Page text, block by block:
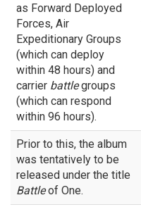
as Forward Deployed
Forces, Air
Expeditionary Groups
(which can deploy
within 48 hours) and
carrier battlegroups
(which can respond
within 96 hours).
Prior to this, the album
was tentatively to be
released under the title
Battleof One.